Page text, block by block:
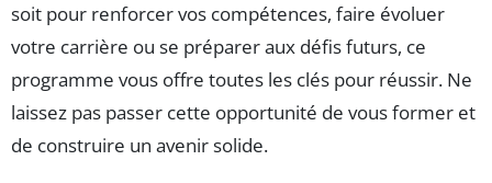
soit pour renforcer vos compétences, faire évoluer
votre carrière ou se préparer aux défis futurs, ce
programme vous offre toutes les clés pour réussir. Ne
laissez pas passer cette opportunité de vous former et
de construire un avenir solide.